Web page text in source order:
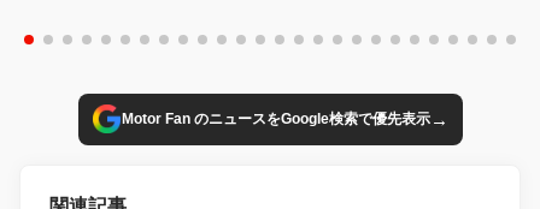
Motor Fan のニュースをGoogle検索で優先表示→